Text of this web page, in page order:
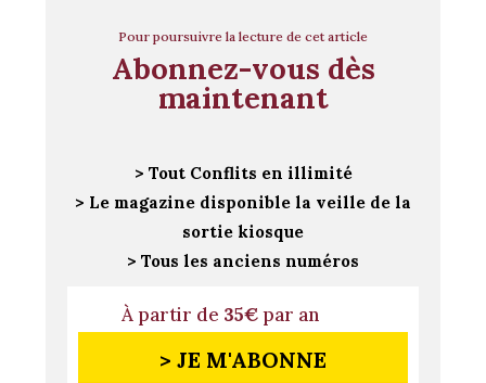
Pour poursuivre la lecture de cet article
Abonnez-vous dès
maintenant
> Tout Conflits en illimité
> Le magazine disponible la veille de la
sortie kiosque
> Tous les anciens numéros
À partir de 35€par an
> JE M'ABONNE